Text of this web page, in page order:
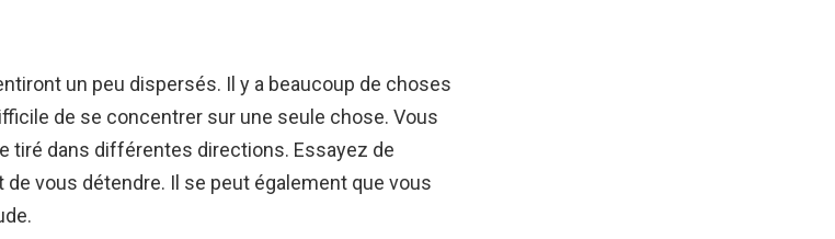
un peu dispersés. Il y a beaucoup de choses
de se concentrer sur une seule chose. Vous
tiré dans différentes directions. Essayez de
vous détendre. Il se peut également que vous